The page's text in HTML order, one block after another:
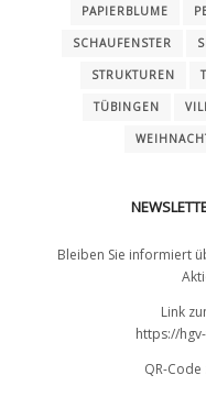
PAPIERBLUME
SCHAUFENSTER
STRUKTUREN
TÜBINGEN
Bleiben Sie informiert
Link
https://
QR-